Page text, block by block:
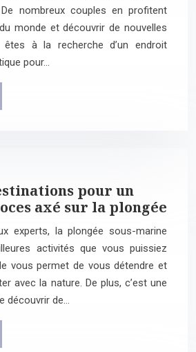
nombreux couples en profitent
monde et découvrir de nouvelles
à la recherche d’un endroit
pour…
pour un
axé sur la plongée
experts, la plongée sous-marine
activités que vous puissiez
vous permet de vous détendre et
avec la nature. De plus, c’est une
découvrir de…